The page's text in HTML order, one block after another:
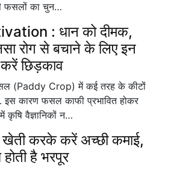
फसलों का चुन…
: धान को दीमक,
रोग से बचाने के लिए इन
छिड़काव
(Paddy Crop) में कई तरह के कीटों
इस कारण फसल काफी प्रभावित होकर
वैज्ञानिकों न…
करके करें अच्छी कमाई,
है भरपूर